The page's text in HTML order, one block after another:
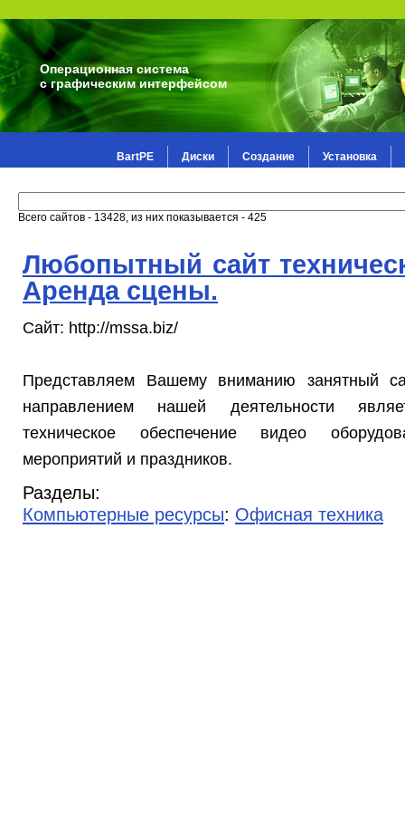
Операционная система
с графическим интерфейсом
BartPE Диски Создание Установка
Всего сайтов - 13428, из них показывается - 425
Любопытный сайт
Аренда сцены.
Сайт: http://mssa.biz/
Представляем Вашему вниманию занятный
направлением нашей деятельности
техническое обеспечение видео
мероприятий и праздников.
Разделы:
Компьютерные ресурсы: Офисная техника